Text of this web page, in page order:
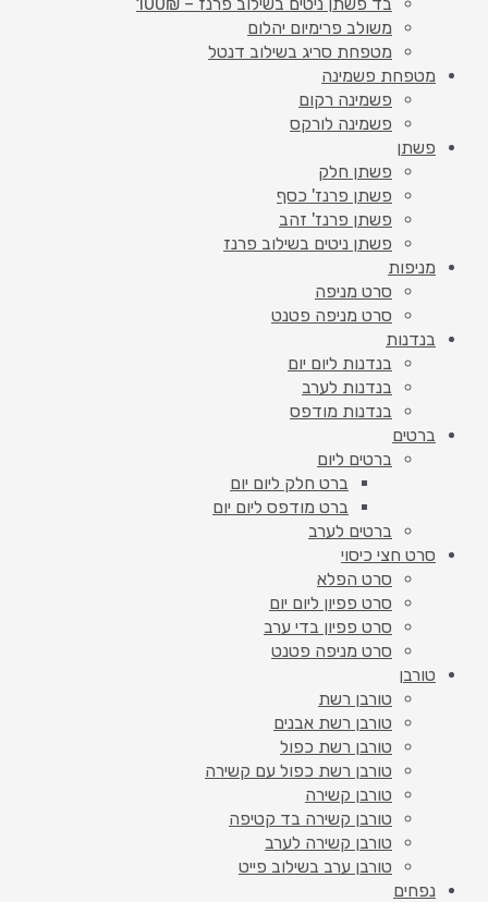
משולב פרימיום יהלום
מטפחת סריג בשילוב דנטל
מטפחת פשמינה
פשמינה רקום
פשמינה לורקס
פשתן
פשתן חלק
פשתן פרנז' כסף
פשתן פרנז' זהב
פשתן ניטים בשילוב פרנז
מניפות
סרט מניפה
סרט מניפה פטנט
בנדנות
בנדנות ליום יום
בנדנות לערב
בנדנות מודפס
ברטים
ברטים ליום
ברט חלק ליום יום
ברט מודפס ליום יום
ברטים לערב
סרט חצי כיסוי
סרט הפלא
סרט פפיון ליום יום
סרט פפיון בדי ערב
סרט מניפה פטנט
טורבן
טורבן רשת
טורבן רשת אבנים
טורבן רשת כפול
טורבן רשת כפול עם קשירה
טורבן קשירה
טורבן קשירה בד קטיפה
טורבן קשירה לערב
טורבן ערב בשילוב פייט
נפחים